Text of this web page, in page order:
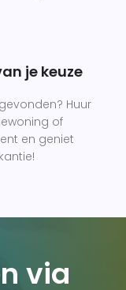
je keuze
Huur
of
en geniet
via